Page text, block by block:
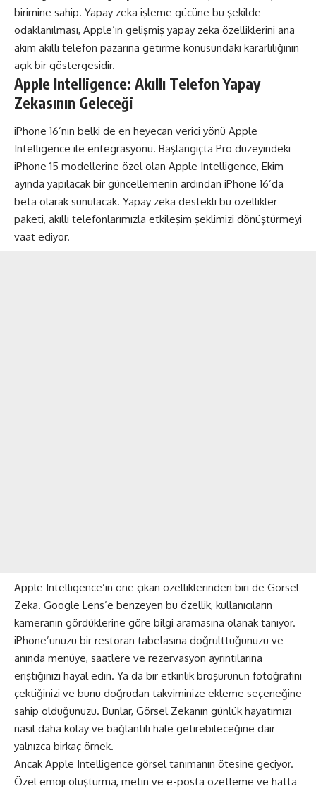
birimine sahip. Yapay zeka işleme gücüne bu şekilde
odaklanılması, Apple’ın gelişmiş yapay zeka özelliklerini ana
akım akıllı telefon pazarına getirme konusundaki kararlılığının
açık bir göstergesidir.
Apple Intelligence: Akıllı Telefon Yapay
Zekasının Geleceği
iPhone 16’nın belki de en heyecan verici yönü Apple
Intelligence ile entegrasyonu. Başlangıçta Pro düzeyindeki
iPhone 15 modellerine özel olan Apple Intelligence, Ekim
ayında yapılacak bir güncellemenin ardından iPhone 16’da
beta olarak sunulacak. Yapay zeka destekli bu özellikler
paketi, akıllı telefonlarımızla etkileşim şeklimizi dönüştürmeyi
vaat ediyor.
Apple Intelligence’ın öne çıkan özelliklerinden biri de Görsel
Zeka. Google Lens’e benzeyen bu özellik, kullanıcıların
kameranın gördüklerine göre bilgi aramasına olanak tanıyor.
iPhone’unuzu bir restoran tabelasına doğrulttuğunuzu ve
anında menüye, saatlere ve rezervasyon ayrıntılarına
eriştiğinizi hayal edin. Ya da bir etkinlik broşürünün fotoğrafını
çektiğinizi ve bunu doğrudan takviminize ekleme seçeneğine
sahip olduğunuzu. Bunlar, Görsel Zekanın günlük hayatımızı
nasıl daha kolay ve bağlantılı hale getirebileceğine dair
yalnızca birkaç örnek.
Ancak Apple Intelligence görsel tanımanın ötesine geçiyor.
Özel emoji oluşturma, metin ve e-posta özetleme ve hatta